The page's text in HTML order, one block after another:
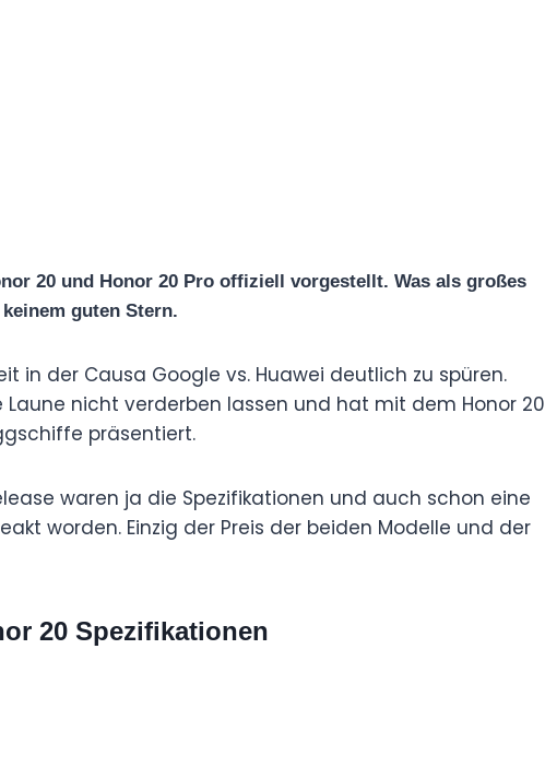
20 und Honor 20 Pro offiziell vorgestellt. Was als großes
guten Stern.
in der Causa Google vs. Huawei deutlich zu spüren.
nicht verderben lassen und hat mit dem Honor 20
präsentiert.
waren ja die Spezifikationen und auch schon eine
worden. Einzig der Preis der beiden Modelle und der
20 Spezifikationen